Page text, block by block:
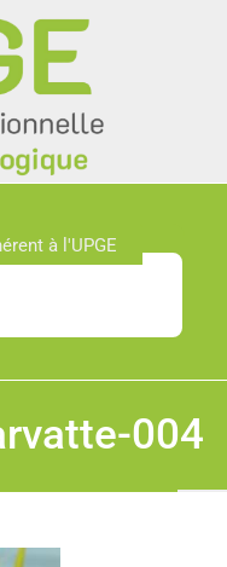
à l'UPGE​
004